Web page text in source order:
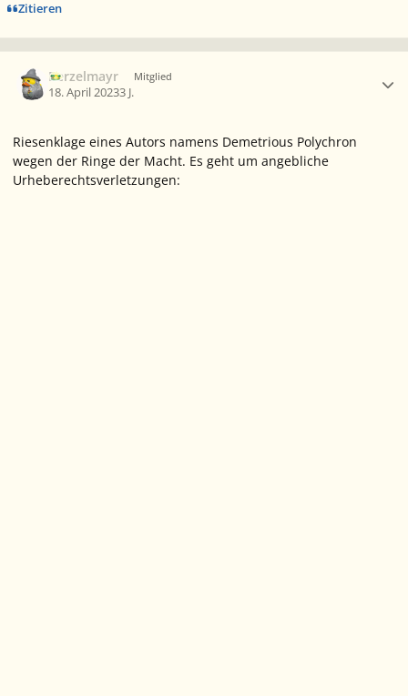
Zitieren
Berzelmayr Mitglied
18. April 20233 J.
Riesenklage eines Autors namens Demetrious Polychron
wegen der Ringe der Macht. Es geht um angebliche
Urheberechtsverletzungen: